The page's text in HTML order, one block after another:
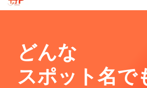
どんな
スポット名で